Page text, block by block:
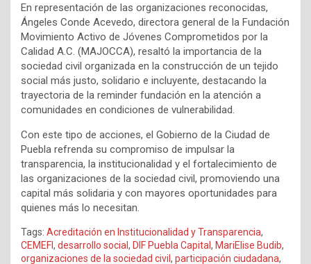
En representación de las organizaciones reconocidas,
Ángeles Conde Acevedo, directora general de la Fundación
Movimiento Activo de Jóvenes Comprometidos por la
Calidad A.C. (MAJOCCA), resaltó la importancia de la
sociedad civil organizada en la construcción de un tejido
social más justo, solidario e incluyente, destacando la
trayectoria de la reminder fundación en la atención a
comunidades en condiciones de vulnerabilidad.
Con este tipo de acciones, el Gobierno de la Ciudad de
Puebla refrenda su compromiso de impulsar la
transparencia, la institucionalidad y el fortalecimiento de
las organizaciones de la sociedad civil, promoviendo una
capital más solidaria y con mayores oportunidades para
quienes más lo necesitan.
Tags: Acreditación en Institucionalidad y Transparencia,
CEMEFI, desarrollo social , DIF Puebla Capital , MariElise Budib,
organizaciones de la sociedad civil , participación ciudadana,